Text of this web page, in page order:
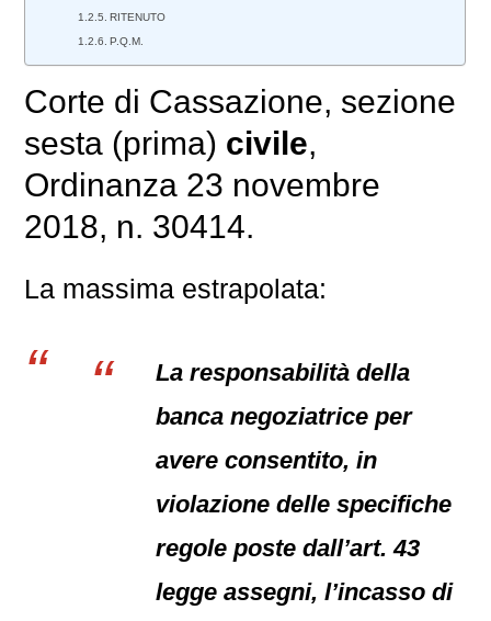
RITENUTO
P.Q.M.
Corte di Cassazione, sezione
sesta (prima) civile,
Ordinanza 23 novembre
2018, n. 30414.
La massima estrapolata:
La responsabilità della
banca negoziatrice per
avere consentito, in
violazione delle specifiche
regole poste dall’art. 43
legge assegni, l’incasso di